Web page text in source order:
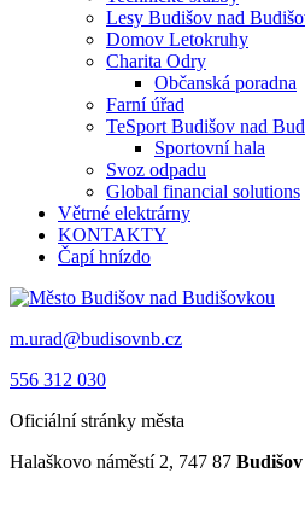
Lesy Budišov nad
Domov Letokruhy
Charita Odry
Občanská poradna
Farní úřad
TeSport Budišov nad
Sportovní hala
Svoz odpadu
Global financial solutions
Větrné elektrárny
KONTAKTY
Čapí hnízdo
m.urad@budisovnb.cz
556 312 030
Oficiální stránky města
Halaškovo náměstí 2, 747 87